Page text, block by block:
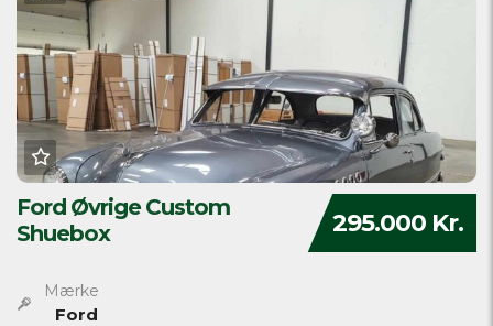
295.000 Kr.
Ford Øvrige Custom
Shuebox
Mærke
Ford